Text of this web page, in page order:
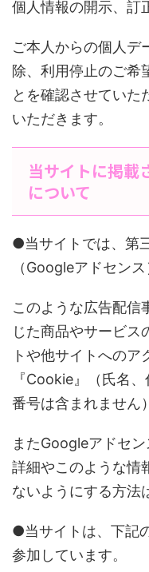
個人情報の開示、訂
ご本人からの個人デ
除、利用停止のご希
とを確認させていた
いただきます。
当サイトに掲載
について
●当サイトでは、第
（Googleアドセン
このような広告配信
じた商品やサービス
トや他サイトへのア
『Cookie』（氏名
番号は含まれません
またGoogleアドセ
詳細やこのような情
ないようにする方法
●当サイトは、下記
参加しています。